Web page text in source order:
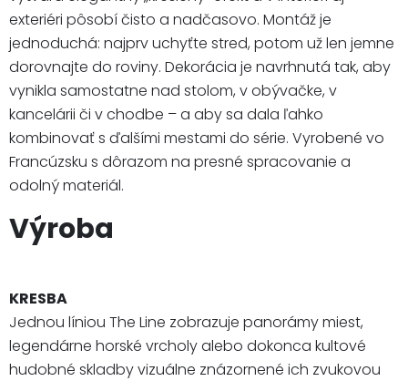
exteriéri pôsobí čisto a nadčasovo. Montáž je
jednoduchá: najprv uchyťte stred, potom už len jemne
dorovnajte do roviny. Dekorácia je navrhnutá tak, aby
vynikla samostatne nad stolom, v obývačke, v
kancelárii či v chodbe – a aby sa dala ľahko
kombinovať s ďalšími mestami do série. Vyrobené vo
Francúzsku s dôrazom na presné spracovanie a
odolný materiál.
Výroba
KRESBA
Jednou líniou The Line zobrazuje panorámy miest,
legendárne horské vrcholy alebo dokonca kultové
hudobné skladby vizuálne znázornené ich zvukovou